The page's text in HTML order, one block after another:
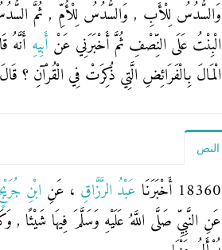
وَالسُّدُسُ لِلْأَبِ , وَالسُّدُسُ لِلْأُمِّ , ثُمَّ
الْبِنْتُ عَلَى النِّصْفِ ثُمَّ أَخْبَرَنِي عَنْ أَبِيهِ أَنَّهُ
الْمَالَ بِالْفَرَائِضِ الَّتِي ذُكِرَتْ فِي الْقُرْآنِ ؟
النص
18360 أَخْبَرَنَا عَبْدُ الرَّزَّاقِ ، عَنِ ابْنِ
عَنِ النَّبِيِّ صَلَّى اللَّهُ عَلَيْهِ وَسَلَّمَ فِيهَا